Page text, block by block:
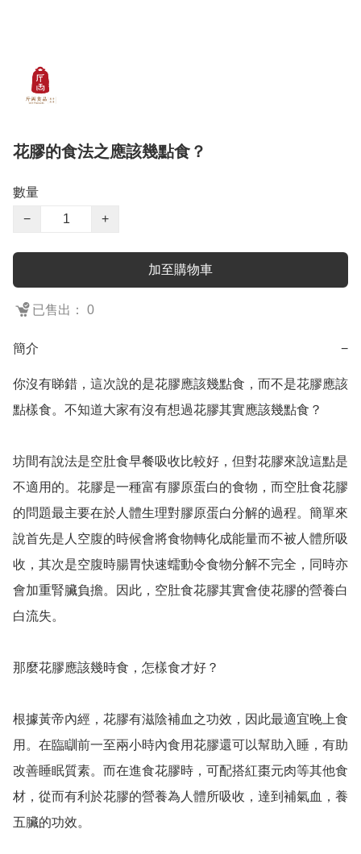
花膠的食法之應該幾點食？
數量
−
+
加至購物車
已售出： 0
簡介 −
你沒有睇錯，這次說的是花膠應該幾點食，而不是花膠應該
點樣食。不知道大家有沒有想過花膠其實應該幾點食？
坊間有說法是空肚食早餐吸收比較好，但對花膠來說這點是
不適用的。花膠是一種富有膠原蛋白的食物，而空肚食花膠
的問題最主要在於人體生理對膠原蛋白分解的過程。簡單來
說首先是人空腹的時候會將食物轉化成能量而不被人體所吸
收，其次是空腹時腸胃快速蠕動令食物分解不完全，同時亦
會加重腎臟負擔。因此，空肚食花膠其實會使花膠的營養白
白流失。
那麼花膠應該幾時食，怎樣食才好？
根據黃帝內經，花膠有滋陰補血之功效，因此最適宜晚上食
用。在臨瞓前一至兩小時內食用花膠還可以幫助入睡，有助
改善睡眠質素。而在進食花膠時，可配搭紅棗元肉等其他食
材，從而有利於花膠的營養為人體所吸收，達到補氣血，養
五臟的功效。